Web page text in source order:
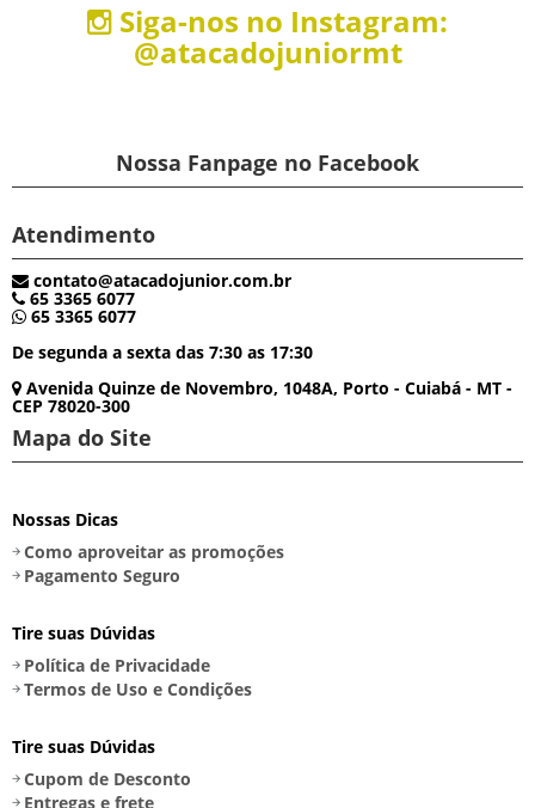
Siga-nos no Instagram:
@atacadojuniormt
Nossa Fanpage no Facebook
Atendimento
contato@atacadojunior.com.br
65 3365 6077
65 3365 6077
De segunda a sexta das 7:30 as 17:30
Avenida Quinze de Novembro, 1048A, Porto - Cuiabá - MT -
CEP 78020-300
Mapa do Site
Nossas Dicas
Como aproveitar as promoções
Pagamento Seguro
Tire suas Dúvidas
Política de Privacidade
Termos de Uso e Condições
Tire suas Dúvidas
Cupom de Desconto
Entregas e frete